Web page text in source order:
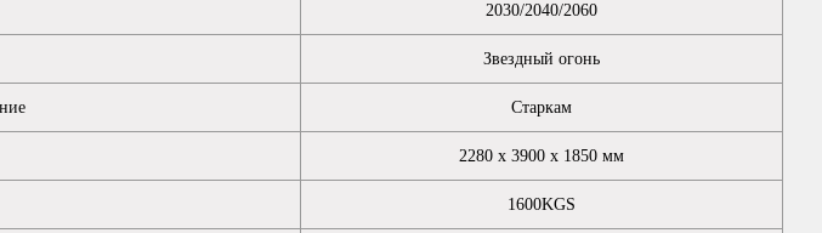
2030/2040/2060
Звездный огонь
Старкам
2280 х 3900 х 1850 мм
1600KGS